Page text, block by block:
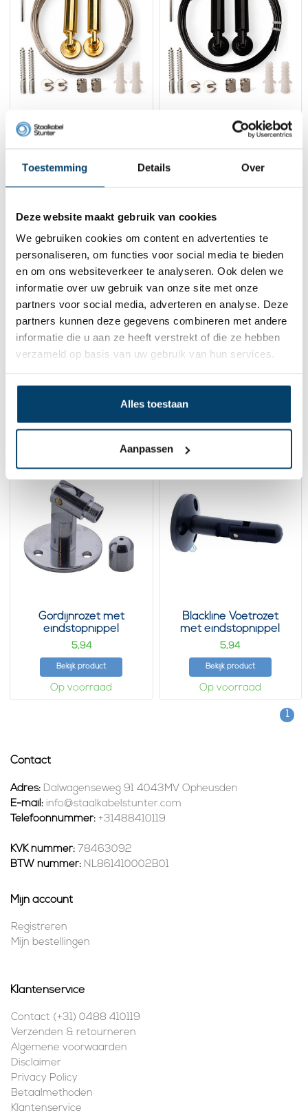
Toestemming Details Over
Deze website maakt gebruik van cookies
We gebruiken cookies om content en advertenties te
personaliseren, om functies voor social media te bieden
en om ons websiteverkeer te analyseren. Ook delen we
informatie over uw gebruik van onze site met onze
partners voor social media, adverteren en analyse. Deze
partners kunnen deze gegevens combineren met andere
informatie die u aan ze heeft verstrekt of die ze hebben
verzameld op basis van uw gebruik van hun services.
Alles toestaan
Aanpassen
pakket goud
Uitverkocht
Technx Gordijnkabel-
pakket zwart
Bekijk product
Gordijnrozet met
eindstopnippel
5,94
Bekijk product
Op voorraad
Blackline Voetrozet
met eindstopnippel
5,94
Bekijk product
Op voorraad
Contact
Adres: Dalwagenseweg 91 4043MV Opheusden
E-mail: info@staalkabelstunter.com
Telefoonnummer: +31488410119
KVK nummer: 78463092
BTW nummer: NL861410002B01
Mijn account
Registreren
Mijn bestellingen
Klantenservice
Contact (+31) 0488 410119
Verzenden & retourneren
Algemene voorwaarden
Disclaimer
Privacy Policy
Betaalmethoden
Klantenservice